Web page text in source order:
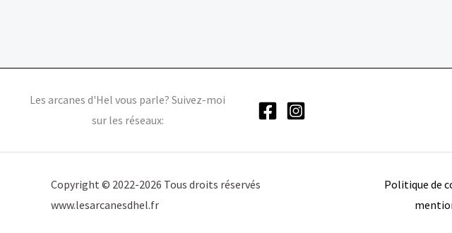
Les arcanes d'Hel vous parle? Suivez-moi
sur les réseaux:
Copyright © 2022-2026 Tous droits réservés
www.lesarcanesdhel.fr
Politique de